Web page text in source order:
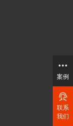
案例
联系
我们